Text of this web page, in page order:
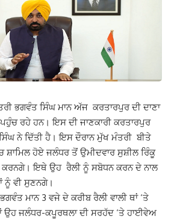
ਭਗਵੰਤ ਸਿੰਘ ਮਾਨ ਅੱਜ ਕਰਤਾਰਪੁਰ ਦੀ ਦਾਣਾ
ਰਹੇ ਹਨ। ਇਸ ਦੀ ਜਾਣਕਾਰੀ ਕਰਤਾਰਪੁਰ
ਨੇ ਦਿੱਤੀ ਹੈ। ਇਸ ਦੌਰਾਨ ਮੁੱਖ ਮੰਤਰੀ ਬੀਤੇ
ਸ਼ਾਮਿਲ ਹੋਏ ਜਲੰਧਰ ਤੋਂ ਉਮੀਦਵਾਰ ਸੁਸ਼ੀਲ ਰਿੰਕੂ
ਕਰਨਗੇ। ਇਥੇ ਉਹ ਰੈਲੀ ਨੂੰ ਸਬੋਧਨ ਕਰਨ ਦੇ ਨਾਲ
ਨੂੰ ਵੀ ਸੁਣਨਗੇ।
ਮਾਨ 3 ਵਜੇ ਦੇ ਕਰੀਬ ਰੈਲੀ ਵਾਲੀ ਥਾਂ ‘ਤੇ
ਜਲੰਧਰ-ਕਪੂਰਥਲਾ ਦੀ ਸਰਹੱਦ ‘ਤੇ ਹਾਈਵੇਅ